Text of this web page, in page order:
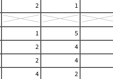
2
1
1
5
2
4
2
4
4
2